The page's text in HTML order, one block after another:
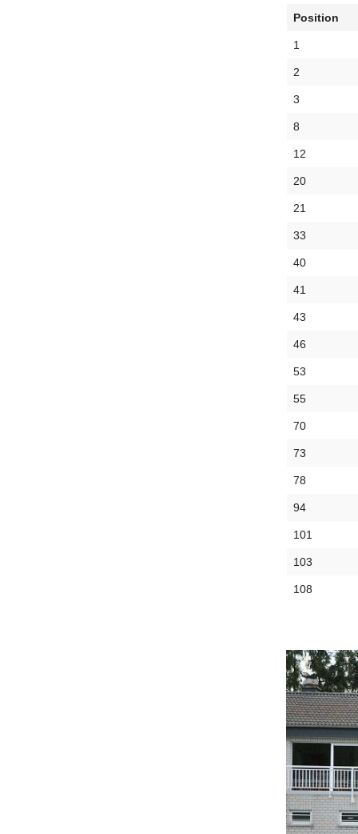
Position
1
2
3
8
12
20
21
33
40
41
43
46
53
55
70
73
78
94
101
103
108